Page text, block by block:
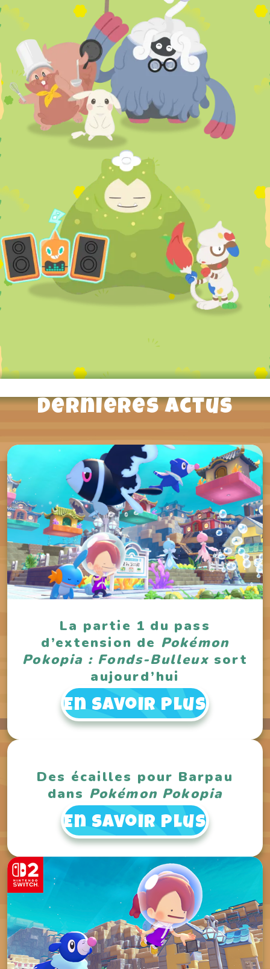
Dernières actus
La partie 1 du pass
d’extension de Pokémon
Pokopia : Fonds-Bulleux sort
aujourd’hui
En savoir plus
Des écailles pour Barpau
dans Pokémon Pokopia
En savoir plus